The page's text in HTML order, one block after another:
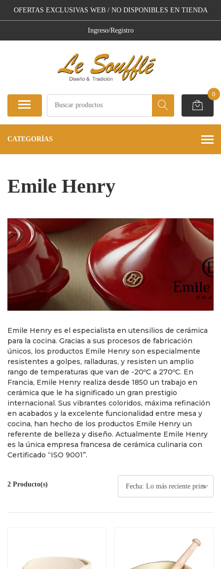
OFERTAS EXCLUSIVAS WEB / NO DISPONIBLES EN TIENDA
Ingreso/Registro
0
CATEGORÍAS
Emile Henry
Emile Henry es el especialista en utensilios de cerámica
para la cocina. Gracias a sus procesos de fabricación
únicos, los productos Emile Henry son especialmente
resistentes a golpes, ralladuras, y resisten un amplio
rango de temperaturas que van de -20ºC a 270ºC. En
Francia, Emile Henry realiza desde 1850 un trabajo en
cerámica que le ha significado un gran prestigio
internacional. Sus vibrantes coloridos, máxima refinación
en acabados y la excelente funcionalidad entre mesa y
cocina, han hecho de los productos Emile Henry un
referente de belleza y diseño. Actualmente Emile Henry
es la única empresa francesa de cerámica culinaria con
Certificado “ISO 9001”.
2 Producto(s)